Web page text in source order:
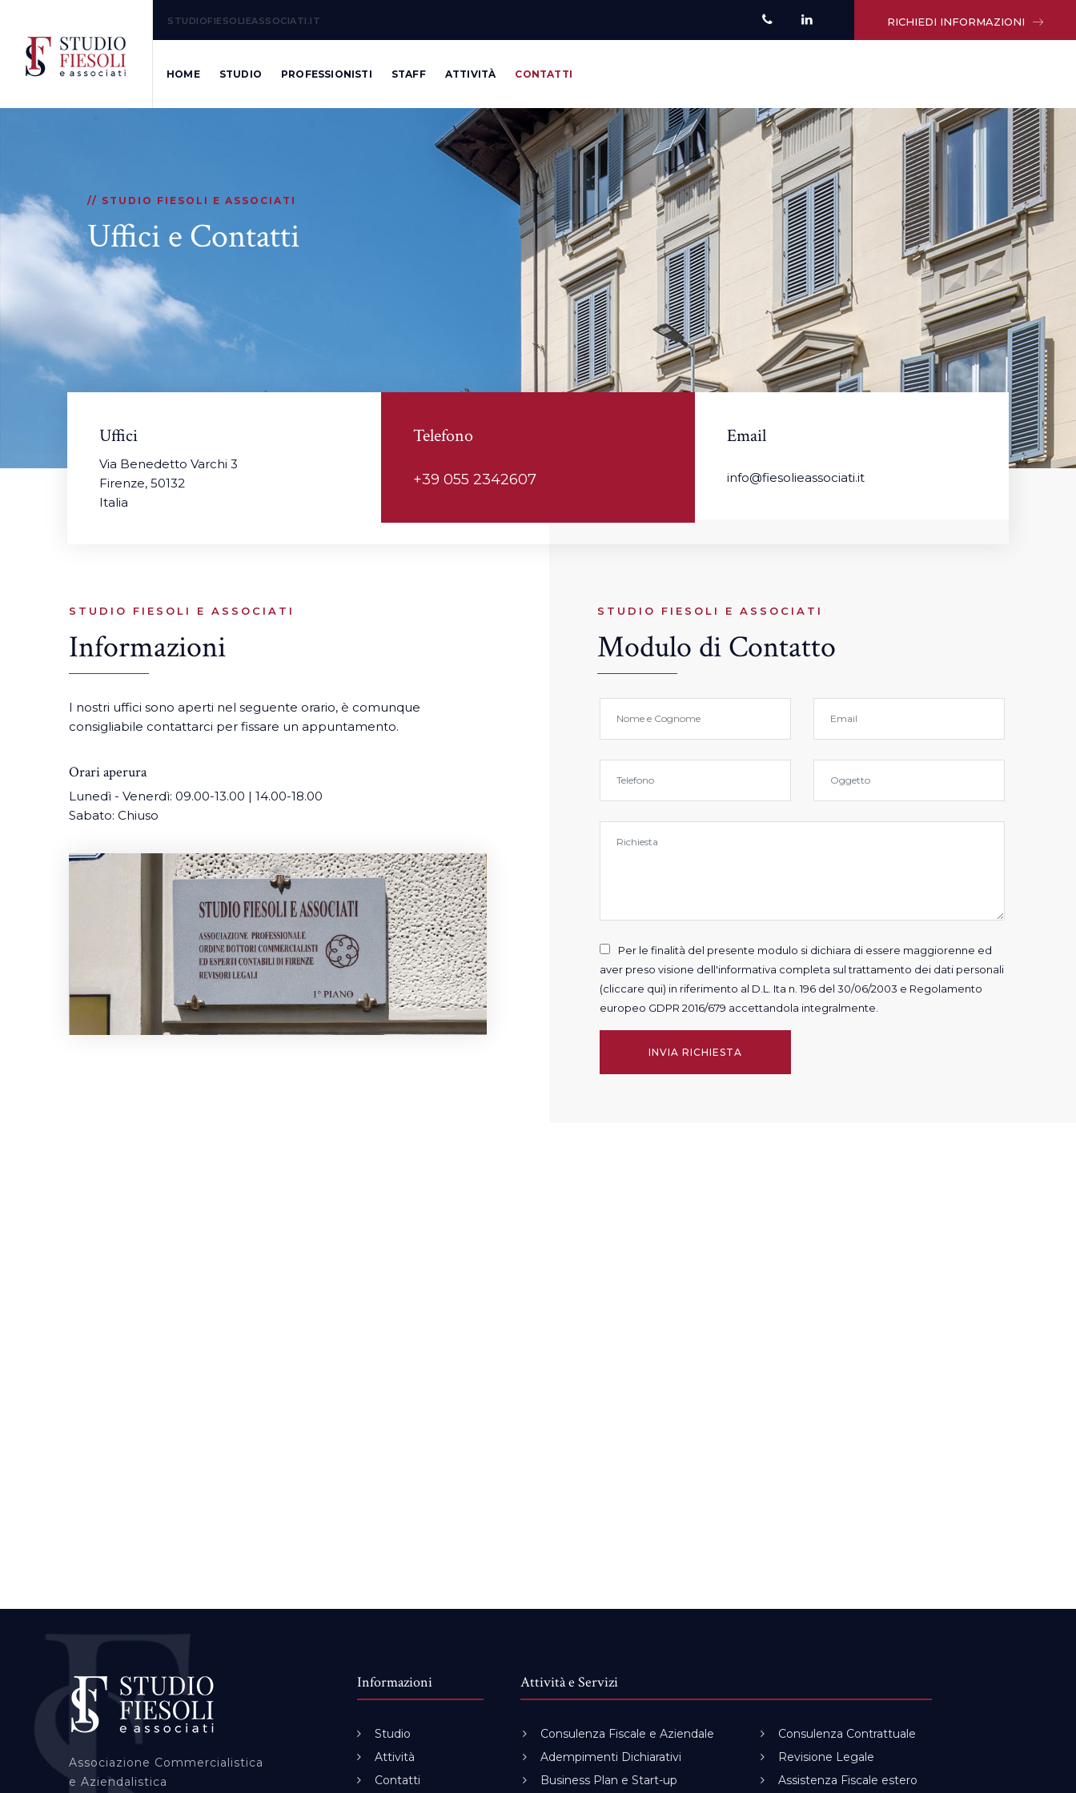
STUDIOFIESOLIEASSOCIATI.IT RICHIEDI INFORMAZIONI
HOME STUDIO PROFESSIONISTI STAFF ATTIVITÀ CONTATTI
// STUDIO FIESOLI E ASSOCIATI
Uffici e Contatti
Uffici
Via Benedetto Varchi 3
Firenze, 50132
Italia
Telefono
+39 055 2342607
Email
info@fiesolieassociati.it
STUDIO FIESOLI E ASSOCIATI
Informazioni
I nostri uffici sono aperti nel seguente orario, è comunque
consigliabile contattarci per fissare un appuntamento.
Orari aperura
Lunedì - Venerdì: 09.00-13.00 | 14.00-18.00
Sabato: Chiuso
STUDIO FIESOLI E ASSOCIATI
Modulo di Contatto
Per le finalità del presente modulo si dichiara di essere maggiorenne ed
aver preso visione dell'informativa completa sul trattamento dei dati personali
(cliccare qui) in riferimento al D.L. Ita n. 196 del 30/06/2003 e Regolamento
europeo GDPR 2016/679 accettandola integralmente.
INVIA RICHIESTA
Associazione Commercialistica
e Aziendalistica
Informazioni
Studio
Attività
Contatti
Attività e Servizi
Consulenza Fiscale e Aziendale
Adempimenti Dichiarativi
Business Plan e Start-up
Consulenza Contrattuale
Revisione Legale
Assistenza Fiscale estero